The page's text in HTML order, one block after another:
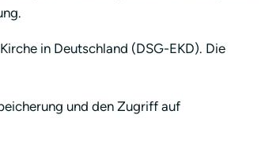
in Deutschland (DSG-EKD). Die
und den Zugriff auf